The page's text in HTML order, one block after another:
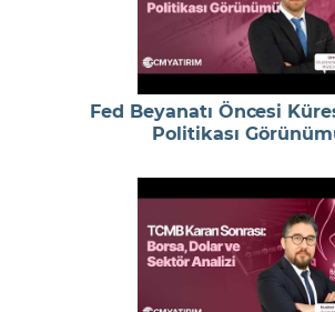
Fed Beyanatı Öncesi
Politikası